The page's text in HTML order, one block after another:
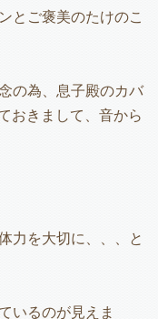
とご褒美のたけのこ
の為、息子殿のカバ
おきまして、音から
力を大切に、、、と
いるのが見えま